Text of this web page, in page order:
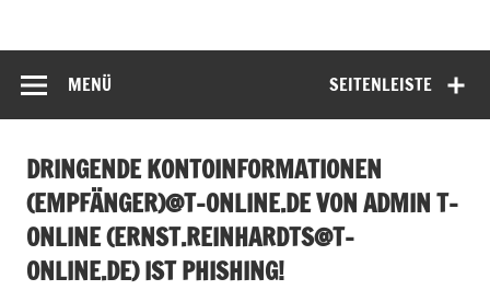
SEITENLEISTE
MENÜ
DRINGENDE KONTOINFORMATIONEN
(EMPFÄNGER)@T-ONLINE.DE VON ADMIN T-
ONLINE (ERNST.REINHARDTS@T-
ONLINE.DE) IST PHISHING!